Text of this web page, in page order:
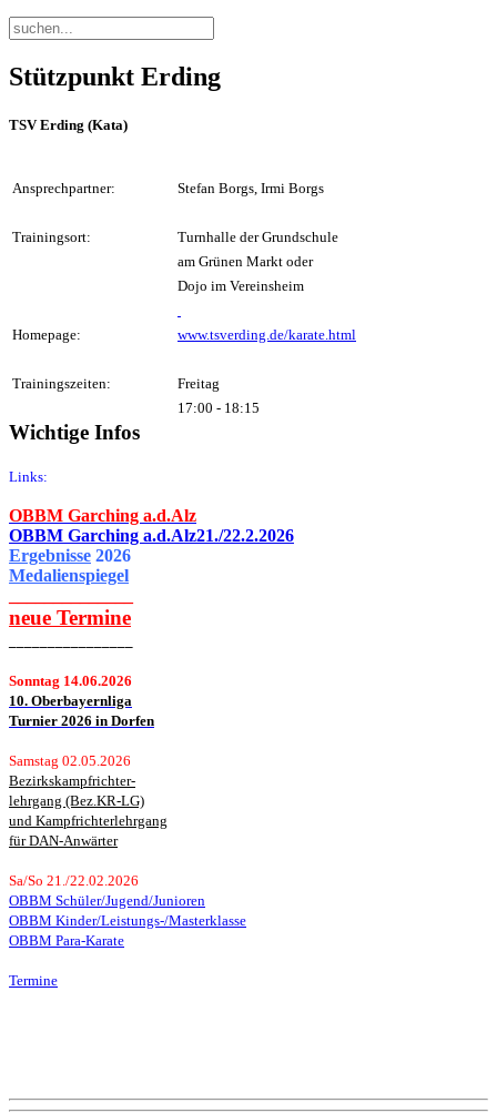
Stützpunkt Erding
TSV Erding (Kata)
Ansprechpartner: Stefan Borgs, Irmi Borgs
Trainingsort:
Turnhalle der Grundschule
am Grünen Markt oder
Dojo im Vereinsheim
Homepage: www.tsverding.de/karate.html
Trainingszeiten:
Freitag
17:00 - 18:15
Wichtige Infos
Links:
OBBM Garching a.d.Alz
OBBM Garching a.d.Alz21./22.2.2026
Ergebnisse 2026
Medalienspiegel
neue Termine
Sonntag 14.06.2026
10. Oberbayernliga
Turnier 2026 in Dorfen
Samstag 02.05.2026
Bezirkskampfrichter-
lehrgang (Bez.KR-LG)
und Kampfrichterlehrgang
für DAN-Anwärter
Sa/So 21./22.02.2026
OBBM Schüler/Jugend/Junioren
OBBM Kinder/Leistungs-/Masterklasse
OBBM Para-Karate
Termine